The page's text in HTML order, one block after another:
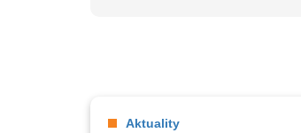
Aktuality